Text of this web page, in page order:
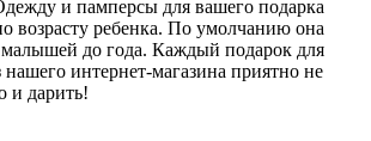
и памперсы для вашего подарка
возрасту ребенка. По умолчанию она
малышей до года. Каждый подарок для
интернет-магазина приятно не
и дарить!